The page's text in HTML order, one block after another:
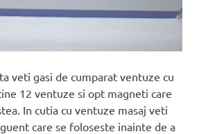
veti gasi de cumparat ventuze cu
12 ventuze si opt magneti care
In cutia cu ventuze masaj veti
care se foloseste inainte de a